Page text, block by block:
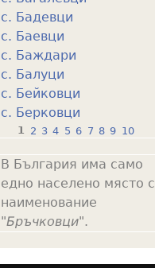
с. Бадевци
с. Баевци
с. Баждари
с. Балуци
с. Бейковци
с. Берковци
a
g
e
s
1 2 3 4 5 6 7 8 9 10
В България има само
едно населено място с
наименование
"Бръчковци".